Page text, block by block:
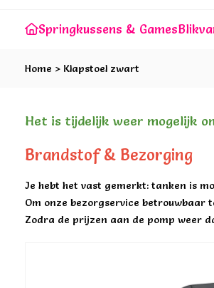
Springkussens & Games
Home > Klapstoel zwart
Het is tijdelijk weer mogelijk
Brandstof & Bezorging
Je hebt het vast gemerkt: tanken is
Om onze bezorgservice betrouwbaar
Zodra de prijzen aan de pomp weer